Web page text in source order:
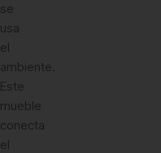
se
usa
el
ambiente.
Este
mueble
conecta
el